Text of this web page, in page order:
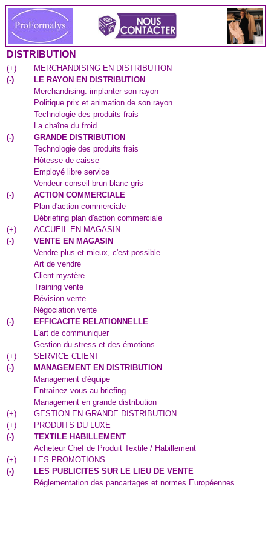
DISTRIBUTION
(+)
MERCHANDISING EN DISTRIBUTION
(-)
LE RAYON EN DISTRIBUTION
Merchandising: implanter son rayon
Politique prix et animation de son rayon
Technologie des produits frais
La chaîne du froid
(-)
GRANDE DISTRIBUTION
Technologie des produits frais
Hôtesse de caisse
Employé libre service
Vendeur conseil brun blanc gris
(-)
ACTION COMMERCIALE
Plan d'action commerciale
Débriefing plan d'action commerciale
(+)
ACCUEIL EN MAGASIN
(-)
VENTE EN MAGASIN
Vendre plus et mieux, c'est possible
Art de vendre
Client mystère
Training vente
Révision vente
Négociation vente
(-)
EFFICACITE RELATIONNELLE
L'art de communiquer
Gestion du stress et des émotions
(+)
SERVICE CLIENT
(-)
MANAGEMENT EN DISTRIBUTION
Management d'équipe
Entraînez vous au briefing
Management en grande distribution
(+)
GESTION EN GRANDE DISTRIBUTION
(+)
PRODUITS DU LUXE
(-)
TEXTILE HABILLEMENT
Acheteur Chef de Produit Textile / Habillement
(+)
LES PROMOTIONS
(-)
LES PUBLICITES SUR LE LIEU DE VENTE
Réglementation des pancartages et normes Européennes